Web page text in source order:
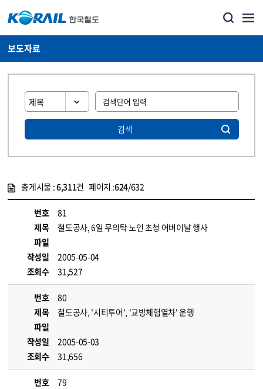
보도자료
검색
총게시물 :6,311건 페이지 :624/632
번호
81
제목
철도공사, 6일 무의탁 노인 초청 어버이날 행사
파일
작성일
2005-05-04
조회수
31,527
번호
80
제목
철도공사, '시티투어', '교방체험열차' 운행
파일
작성일
2005-05-03
조회수
31,656
번호
79